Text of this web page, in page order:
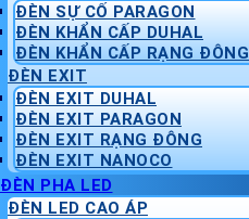
ĐÈN SỰ CỐ PARAGON
ĐÈN KHẨN CẤP DUHAL
ĐÈN KHẨN CẤP RẠNG ĐÔNG
ĐÈN EXIT
ĐÈN EXIT DUHAL
ĐÈN EXIT PARAGON
ĐÈN EXIT RẠNG ĐÔNG
ĐÈN EXIT NANOCO
ĐÈN PHA LED
ĐÈN LED CAO ÁP